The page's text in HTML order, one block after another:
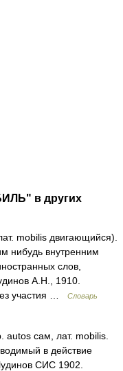
в других
mobilis двигающийся).
нибудь внутренним
слов,
А.Н., 1910.
участия …
Словарь
сам, лат. mobilis.
в действие
СИС 1902.